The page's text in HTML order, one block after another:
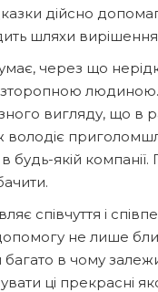
дійсно
шляхи
через що
людиною.
вигляду, що в
володіє
будь-якій
співчуття і
не лише
в чому
ці прекрасні